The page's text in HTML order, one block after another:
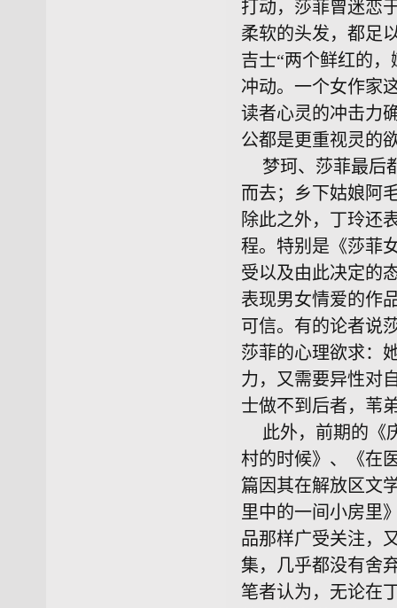
打动，莎菲曾迷恋
柔软的头发，都足
吉士“两个鲜红的
冲动。一个女作家
读者心灵的冲击力
公都是更重视灵的
梦珂、莎菲最后
而去；乡下姑娘阿
除此之外，丁玲还
程。特别是《莎菲
受以及由此决定的
表现男女情爱的作
可信。有的论者说
莎菲的心理欲求：
力，又需要异性对
士做不到后者，苇
此外，前期的《
村的时候》、《在
篇因其在解放区文
里中的一间小房里
品那样广受关注，
集，几乎都没有舍
笔者认为，无论在